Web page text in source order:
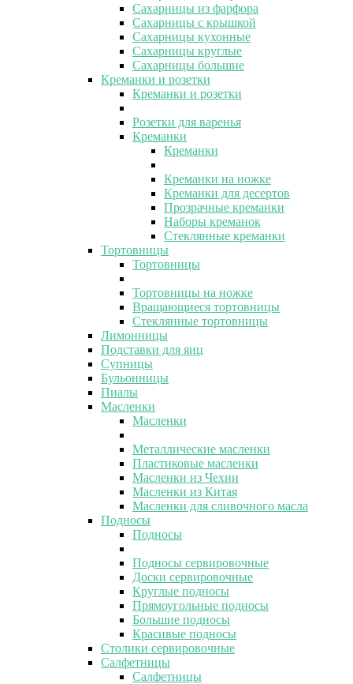
Сахарницы из фарфора
Сахарницы с крышкой
Сахарницы кухонные
Сахарницы круглые
Сахарницы большие
Креманки и розетки
Креманки и розетки
Розетки для варенья
Креманки
Креманки
Креманки на ножке
Креманки для десертов
Прозрачные креманки
Наборы креманок
Стеклянные креманки
Тортовницы
Тортовницы
Тортовницы на ножке
Вращающиеся тортовницы
Стеклянные тортовницы
Лимонницы
Подставки для яиц
Супницы
Бульонницы
Пиалы
Масленки
Масленки
Металлические масленки
Пластиковые масленки
Масленки из Чехии
Масленки из Китая
Масленки для сливочного масла
Подносы
Подносы
Подносы сервировочные
Доски сервировочные
Круглые подносы
Прямоугольные подносы
Большие подносы
Красивые подносы
Столики сервировочные
Салфетницы
Салфетницы